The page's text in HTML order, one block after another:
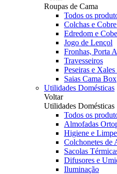
Roupas de Cama
Todos os
Colchas e
Edredom e
Jogo de Lençol
Fronhas, Porta
Travesseiros
Peseiras e
Saias Cama Box
Utilidades Domésticas
Voltar
Utilidades Domésticas
Todos os
Almofadas
Higiene e
Colchonetes de
Sacolas
Difusores e
Iluminação